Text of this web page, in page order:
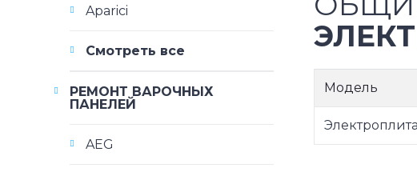
Модель
Aparici
Смотреть все
РЕМОНТ ВАРОЧНЫХ
ПАНЕЛЕЙ
AEG